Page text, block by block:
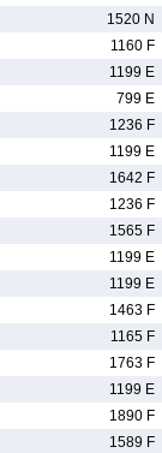
1520 N
1160 F
1199 E
799 E
1236 F
1199 E
1642 F
1236 F
1565 F
1199 E
1199 E
1463 F
1165 F
1763 F
1199 E
1890 F
1589 F